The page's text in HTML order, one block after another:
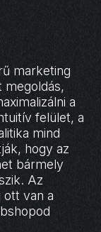
marketing
megoldás,
a
felület, a
mind
hogy az
bármely
Az
ott van a